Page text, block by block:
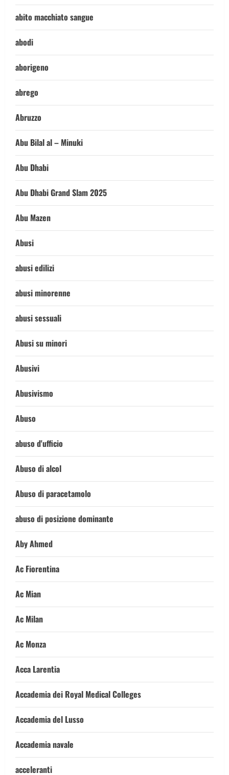
abito macchiato sangue
abodi
aborigeno
abrego
Abruzzo
Abu Bilal al – Minuki
Abu Dhabi
Abu Dhabi Grand Slam 2025
Abu Mazen
Abusi
abusi edilizi
abusi minorenne
abusi sessuali
Abusi su minori
Abusivi
Abusivismo
Abuso
abuso d'ufficio
Abuso di alcol
Abuso di paracetamolo
abuso di posizione dominante
Aby Ahmed
Ac Fiorentina
Ac Mian
Ac Milan
Ac Monza
Acca Larentia
Accademia dei Royal Medical Colleges
Accademia del Lusso
Accademia navale
acceleranti